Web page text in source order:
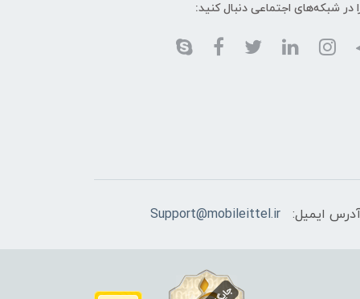
در شبکه‌های اجتماعی دنبال کنید:
ایمیل: Support@mobileittel.ir